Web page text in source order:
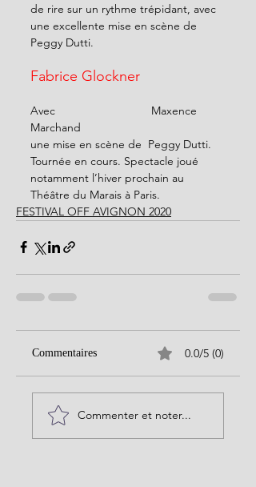
de rire sur un rythme trépidant, avec
une excellente mise en scène de
Peggy Dutti.
Fabrice Glockner
Avec                              Maxence
Marchand
une mise en scène de  Peggy Dutti.
Tournée en cours. Spectacle joué
notamment l’hiver prochain au
Théâtre du Marais à Paris.
FESTIVAL OFF AVIGNON 2020
Commentaires 0.0/5 (0)
Commenter et noter...